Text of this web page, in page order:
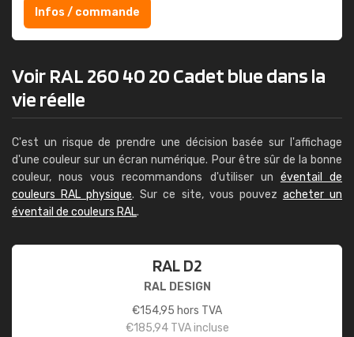
Infos / commande
Voir RAL 260 40 20 Cadet blue dans la
vie réelle
C'est un risque de prendre une décision basée sur l'affichage
d'une couleur sur un écran numérique. Pour être sûr de la bonne
couleur, nous vous recommandons d'utiliser un éventail de
couleurs RAL physique. Sur ce site, vous pouvez acheter un
éventail de couleurs RAL.
RAL D2
RAL DESIGN
€154,95 hors TVA
€185,94TVA incluse